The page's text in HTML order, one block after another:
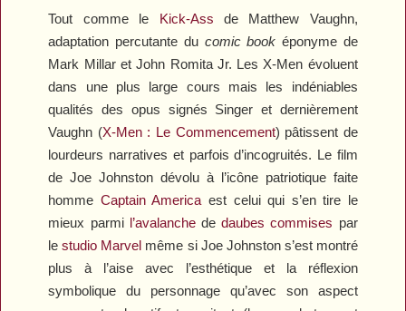
Tout comme le Kick-Ass de Matthew Vaughn,
adaptation percutante du comic book éponyme de
Mark Millar et John Romita Jr. Les X-Men évoluent
dans une plus large cours mais les indéniables
qualités des opus signés Singer et dernièrement
Vaughn (X-Men : Le Commencement) pâtissent de
lourdeurs narratives et parfois d’incogruités. Le film
de Joe Johnston dévolu à l’icône patriotique faite
homme Captain America est celui qui s’en tire le
mieux parmi l’avalanchededaubes commises par
lestudio Marvel même si Joe Johnston s’est montré
plus à l’aise avec l’esthétique et la réflexion
symbolique du personnage qu’avec son aspect